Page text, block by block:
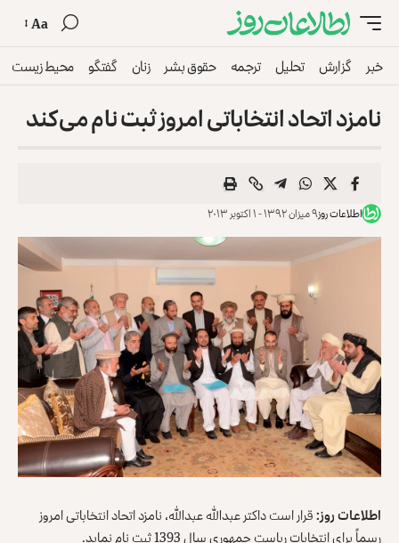
Aa
خبر گزارش تحلیل ترجمه حقوق بشر زنان گفتگو محیط زیست
نامزد اتحاد انتخاباتی امروز ثبت نام می‌کند
اطلاعات روز۹ میزان ۱۳۹۲ - ۱ اکتوبر ۲۰۱۳
اطلاعات روز:قرار است داکتر عبدالله عبدالله، نامزد اتحاد انتخاباتی امروز
رسماً برای انتخابات ریاست جمهوری سال 1393 ثبت نام نماید.